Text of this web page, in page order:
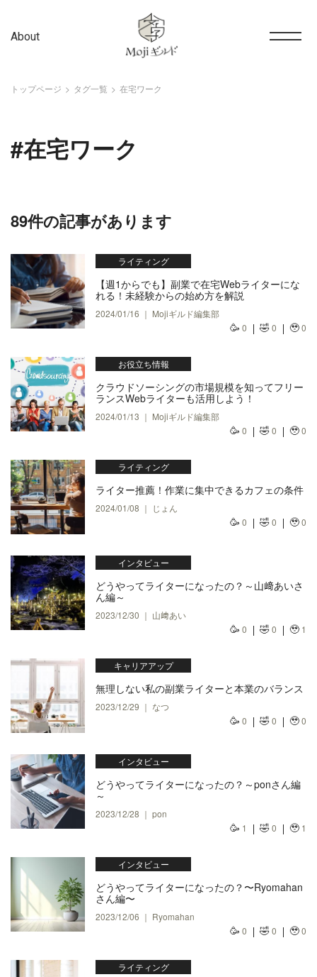
About
トップページ タグ一覧 在宅ワーク
#在宅ワーク
89件の記事があります
ライティング
【週1からでも】副業で在宅Webライターにな
れる！未経験からの始め方を解説
2024/01/16 ｜ Mojiギルド編集部
🥳 0 🤣0 🥹0
お役立ち情報
クラウドソーシングの市場規模を知ってフリー
ランスWebライターも活用しよう！
2024/01/13 ｜ Mojiギルド編集部
🥳 0 🤣0 🥹0
ライティング
ライター推薦！作業に集中できるカフェの条件
2024/01/08 ｜ じょん
🥳 0 🤣0 🥹0
インタビュー
どうやってライターになったの？～山﨑あいさ
ん編～
2023/12/30 ｜ 山﨑あい
🥳 0 🤣0 🥹 1
キャリアアップ
無理しない私の副業ライターと本業のバランス
2023/12/29 ｜ なつ
🥳 0 🤣0 🥹0
インタビュー
どうやってライターになったの？～ponさん編
～
2023/12/28 ｜ pon
🥳 1 🤣0 🥹 1
インタビュー
どうやってライターになったの？〜Ryomahan
さん編〜
2023/12/06 ｜ Ryomahan
🥳 0 🤣0 🥹0
ライティング